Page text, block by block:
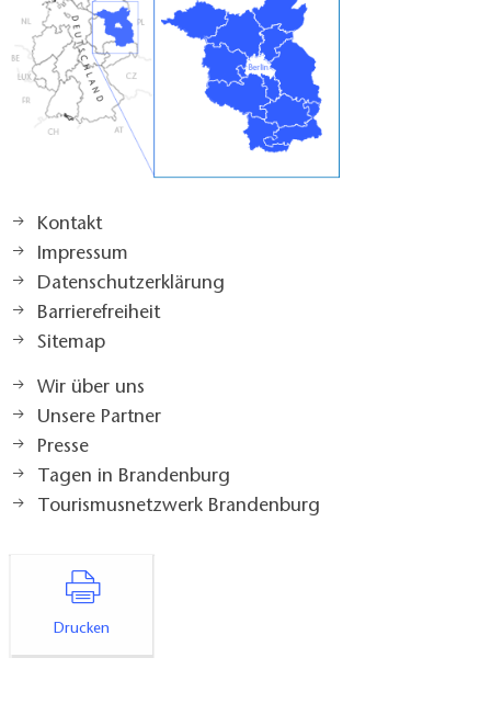
Kontakt
Impressum
Datenschutzerklärung
Barrierefreiheit
Sitemap
Wir über uns
Unsere Partner
Presse
Tagen in Brandenburg
Tourismusnetzwerk Brandenburg
Drucken